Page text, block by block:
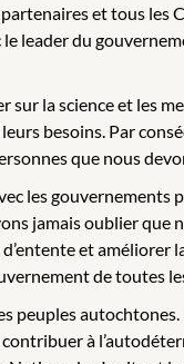
et tous les
leader du
la science et les
besoins. Par
que nous
les
jamais oublier
et améliorer
de toutes
peuples
à